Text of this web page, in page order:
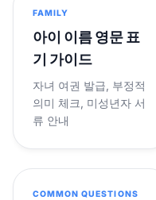
FAMILY
아이 이름 영문 표
기 가이드
자녀 여권 발급, 부정적
의미 체크, 미성년자 서
류 안내
COMMON QUESTIONS